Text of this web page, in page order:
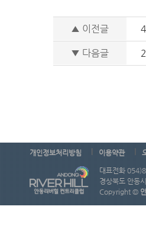
▲ 이전글
▼ 다음글
개인정보처리방침 | 이용약관
대표전화
경상북도 안동
Copyright ©